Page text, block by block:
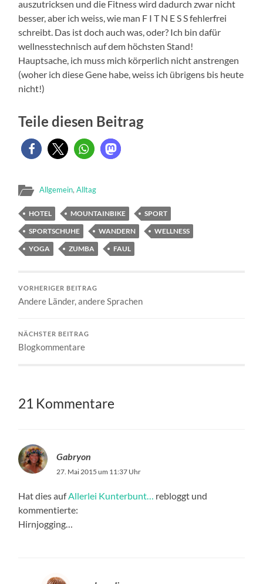
auszutricksen und die Fitness wird dadurch zwar nicht
besser, aber ich weiss, wie man F I T N E S S fehlerfrei
schreibt. Das ist doch auch was, oder? Ich bin dafür
wellnesstechnisch auf dem höchsten Stand!
Hauptsache, ich muss mich körperlich nicht anstrengen
(woher ich diese Gene habe, weiss ich übrigens bis heute
nicht!)
Teile diesen Beitrag
Allgemein,Alltag
HOTEL MOUNTAINBIKE
SPORT
SPORTSCHUHE
WANDERN
WELLNESS
YOGA
ZUMBA FAUL
VORHERIGER BEITRAG
Andere Länder, andere Sprachen
NÄCHSTER BEITRAG
Blogkommentare
21 Kommentare
Gabryon
27. Mai 2015 um 11:37 Uhr
Hat dies aufAllerlei Kunterbunt…
rebloggt und
kommentierte:
Hirnjogging…